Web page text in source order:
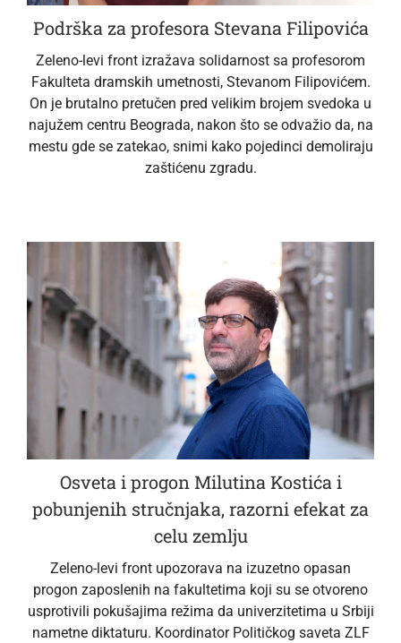
Podrška za profesora Stevana Filipovića
Zeleno-levi front izražava solidarnost sa profesorom
Fakulteta dramskih umetnosti, Stevanom Filipovićem.
On je brutalno pretučen pred velikim brojem svedoka u
najužem centru Beograda, nakon što se odvažio da, na
mestu gde se zatekao, snimi kako pojedinci demoliraju
zaštićenu zgradu.
Osveta i progon Milutina Kostića i
pobunjenih stručnjaka, razorni efekat za
celu zemlju
Zeleno-levi front upozorava na izuzetno opasan
progon zaposlenih na fakultetima koji su se otvoreno
usprotivili pokušajima režima da univerzitetima u Srbiji
nametne diktaturu. Koordinator Političkog saveta ZLF